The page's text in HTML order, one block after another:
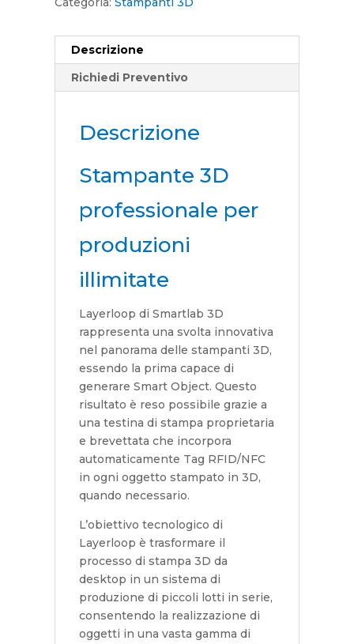
Descrizione
Richiedi Preventivo
Descrizione
Stampante 3D
professionale per
produzioni
illimitate
Layerloop di Smartlab 3D
rappresenta una svolta innovativa
nel panorama delle stampanti 3D,
essendo la prima capace di
generare Smart Object. Questo
risultato è reso possibile grazie a
una testina di stampa proprietaria
e brevettata che incorpora
automaticamente Tag RFID/NFC
in ogni oggetto stampato in 3D,
quando necessario.
L’obiettivo tecnologico di
Layerloop è trasformare il
processo di stampa 3D da
desktop in un sistema di
produzione di piccoli lotti in serie,
consentendo la realizzazione di
oggetti in una vasta gamma di